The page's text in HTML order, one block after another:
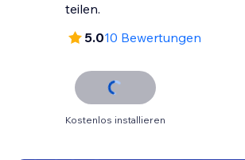
teilen.
5.010 Bewertungen
Kostenlos installieren